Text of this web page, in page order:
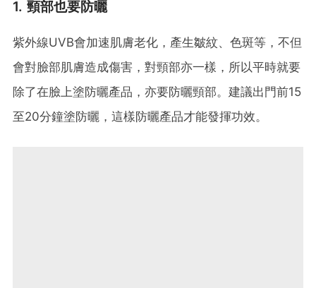
1. 頸部也要防曬
紫外線UVB會加速肌膚老化，產生皺紋、色斑等，不但
會對臉部肌膚造成傷害，對頸部亦一樣，所以平時就要
除了在臉上塗防曬產品，亦要防曬頸部。建議出門前15
至20分鐘塗防曬，這樣防曬產品才能發揮功效。